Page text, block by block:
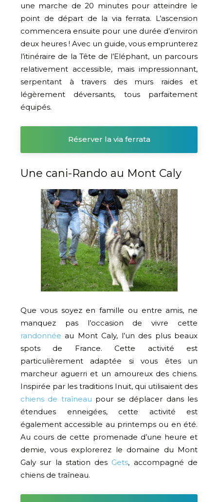
une marche de 20 minutes pour atteindre le
point de départ de la via ferrata. L’ascension
commencera ensuite pour une durée d’environ
deux heures ! Avec un guide, vous emprunterez
l’itinéraire de la Tête de l’Eléphant, un parcours
relativement accessible, mais impressionnant,
serpentant à travers des murs raides et
légèrement déversants, tous parfaitement
équipés.
Réserver la via ferrata
Une cani-Rando au Mont Caly
Que vous soyez en famille ou entre amis, ne
manquez pas l’occasion de vivre cette
randonnéeau Mont Caly, l’un des plus beaux
spots de France. Cette activité est
particulièrement adaptée si vous êtes un
marcheur aguerri et un amoureux des chiens.
Inspirée par les traditions Inuit, qui utilisaient des
chiens de traîneau pour se déplacer dans les
étendues enneigées, cette activité est
également accessible au printemps ou en été.
Au cours de cette promenade d’une heure et
demie, vous explorerez le domaine du Mont
Galy sur la station des Gets, accompagné de
chiens de traîneau.